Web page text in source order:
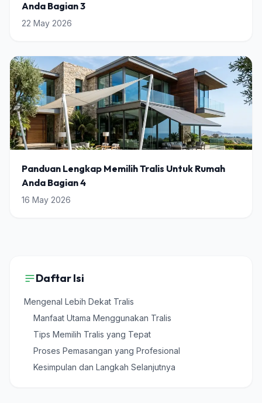
Anda Bagian 3
22 May 2026
Panduan Lengkap Memilih Tralis Untuk Rumah
Anda Bagian 4
16 May 2026
Daftar Isi
Mengenal Lebih Dekat Tralis
Manfaat Utama Menggunakan Tralis
Tips Memilih Tralis yang Tepat
Proses Pemasangan yang Profesional
Kesimpulan dan Langkah Selanjutnya